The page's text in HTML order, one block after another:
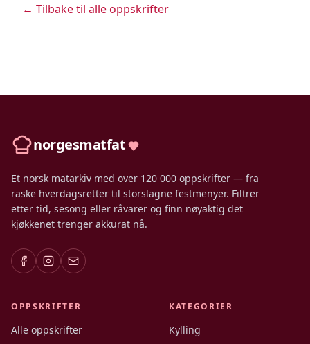
← Tilbake til alle oppskrifter
norgesmatfat
Et norsk matarkiv med over 120 000 oppskrifter — fra
raske hverdagsretter til storslagne festmenyer. Filtrer
etter tid, sesong eller råvarer og finn nøyaktig det
kjøkkenet trenger akkurat nå.
OPPSKRIFTER
Alle oppskrifter
KATEGORIER
Kylling